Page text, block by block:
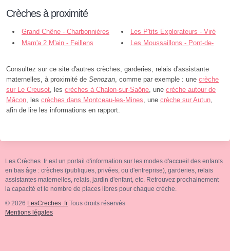
Crèches à proximité
Grand Chêne - Charbonnières
Les P'tits Explorateurs - Viré
Mam'a 2 M'ain - Feillens
Les Moussaillons - Pont-de-
Consultez sur ce site d'autres crèches, garderies, relais d'assistante
maternelles, à proximité de Senozan, comme par exemple : une crèche
sur Le Creusot, les crèches à Chalon-sur-Saône, une crèche autour de
Mâcon, les crèches dans Montceau-les-Mines, une crèche sur Autun,
afin de lire les informations en rapport.
Les Crèches .fr est un portail d'information sur les modes d'accueil des enfants
en bas âge : crèches (publiques, privées, ou d'entreprise), garderies, relais
assistantes maternelles, relais, jardin d'enfant, etc. Retrouvez prochainement
la capacité et le nombre de places libres pour chaque crèche.
© 2026 LesCreches .fr Tous droits réservés
Mentions légales